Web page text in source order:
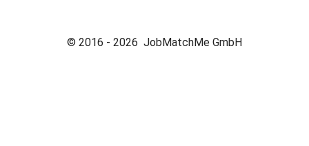
© 2016 - 2026 JobMatchMe GmbH